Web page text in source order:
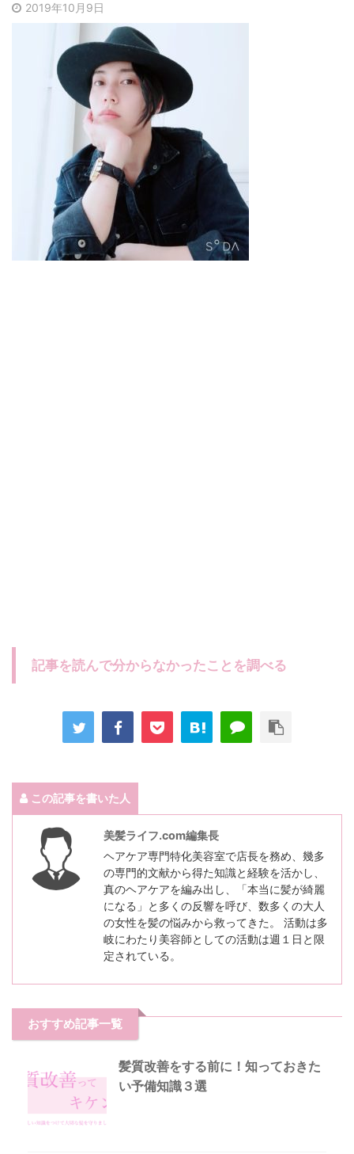
2019年10月9日
記事を読んで分からなかったことを調べる
この記事を書いた人
美髪ライフ.com編集長
ヘアケア専門特化美容室で店長を務め、幾多
の専門的文献から得た知識と経験を活かし、
真のヘアケアを編み出し、「本当に髪が綺麗
になる」と多くの反響を呼び、数多くの大人
の女性を髪の悩みから救ってきた。 活動は多
岐にわたり美容師としての活動は週１日と限
定されている。
おすすめ記事一覧
髪質改善をする前に！知っておきた
い予備知識３選